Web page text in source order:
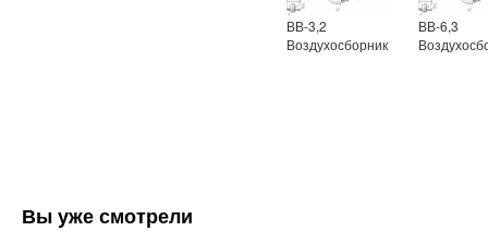
ВВ-3,2
Воздухосборник
ВВ-6,3
Вы уже смотрели